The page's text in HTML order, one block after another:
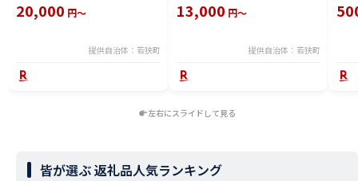
あり おかず 冷凍 規格外 お取り寄
せ 福井県 若狭町
20,000 円～
提供自治体：若狭町
魚 鮭 サケ 銀鮭 切身 お取り寄せ
13,000 円～
提供自治体：若狭町
い
海
左右にスライドして見る
皆が選ぶ 返礼品人気ランキング